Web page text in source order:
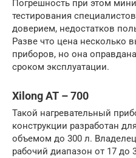
Погрешность при этом
тестирования
доверием, недостатков
Разве что цена несколько
приборов, но она
сроком эксплуатации.
Xilong AT – 700
Такой нагревательный
конструкции разработан
объемом до 300 л.
рабочий диапазон от 17